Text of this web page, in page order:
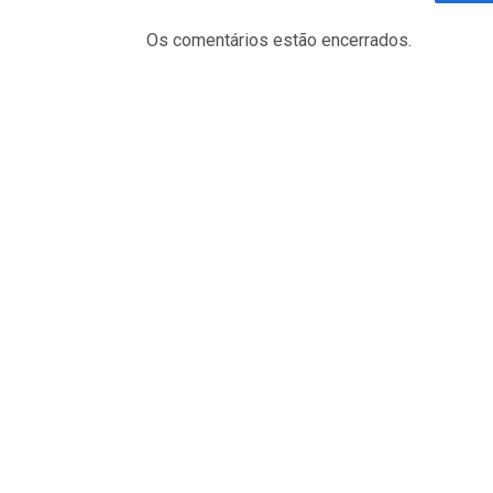
Os comentários estão encerrados.